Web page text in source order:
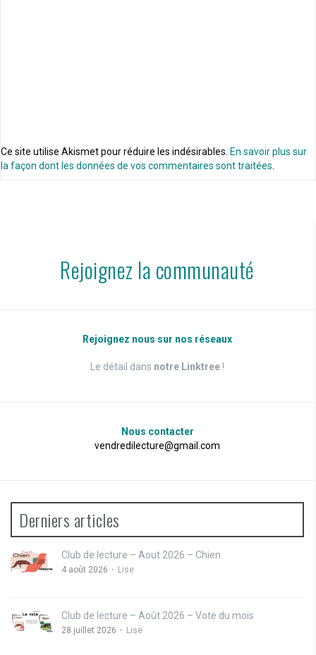
Ce site utilise Akismet pour réduire les indésirables. En savoir plus sur
la façon dont les données de vos commentaires sont traitées.
Rejoignez la communauté
Rejoignez nous sur nos réseaux
Le détail dans notre Linktree !
Nous contacter
vendredilecture@gmail.com
Derniers articles
Club de lecture – Aout 2026 – Chien
4 août 2026 Lise
Club de lecture – Août 2026 – Vote du mois
28 juillet 2026 Lise